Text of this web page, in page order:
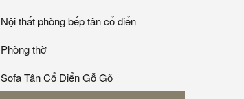
Nội thất phòng bếp tân cổ điển
Phòng thờ
Sofa Tân Cổ Điển Gỗ Gõ